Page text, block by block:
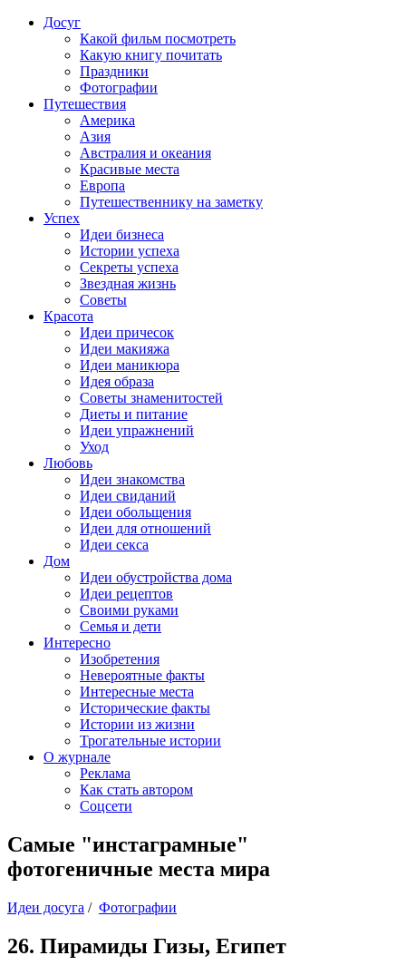
Досуг
Какой фильм посмотреть
Какую книгу почитать
Праздники
Фотографии
Путешествия
Америка
Азия
Австралия и океания
Красивые места
Европа
Путешественнику на заметку
Успех
Идеи бизнеса
Истории успеха
Секреты успеха
Звездная жизнь
Советы
Красота
Идеи причесок
Идеи макияжа
Идеи маникюра
Идея образа
Советы знаменитостей
Диеты и питание
Идеи упражнений
Уход
Любовь
Идеи знакомства
Идеи свиданий
Идеи обольщения
Идеи для отношений
Идеи секса
Дом
Идеи обустройства дома
Идеи рецептов
Своими руками
Семья и дети
Интересно
Изобретения
Невероятные факты
Интересные места
Исторические факты
Истории из жизни
Трогательные истории
О журнале
Реклама
Как стать автором
Соцсети
Самые "инстаграмные"
фотогеничные места мира
Идеи досуга / Фотографии
26. Пирамиды Гизы, Египет